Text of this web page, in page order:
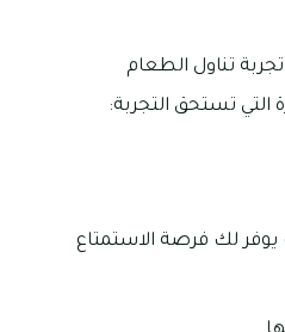
تناول الطعام
التي تستحق التجربة:
لك فرصة الاستمتاع